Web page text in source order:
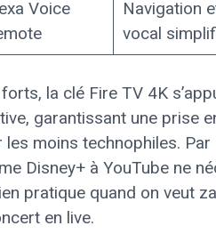
Voice
Navigation
vocal
la clé Fire TV 4K
garantissant une prise
moins technophiles. Par
Disney+ à YouTube ne
pratique quand on veut
en live.